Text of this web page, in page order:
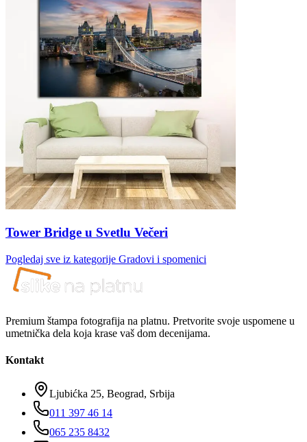
Tower Bridge u Svetlu Večeri
Pogledaj sve iz kategorije Gradovi i spomenici
Premium štampa fotografija na platnu. Pretvorite svoje uspomene u
umetnička dela koja krase vaš dom decenijama.
Kontakt
Ljubićka 25, Beograd, Srbija
011 397 46 14
065 235 8432